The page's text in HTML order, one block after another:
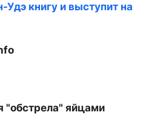
Удэ книгу и выступит на
"обстрела" яйцами